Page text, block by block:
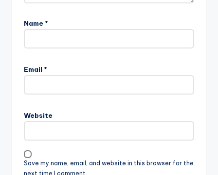
Name *
Email *
Website
Save my name, email, and website in this browser for the
next time I comment.